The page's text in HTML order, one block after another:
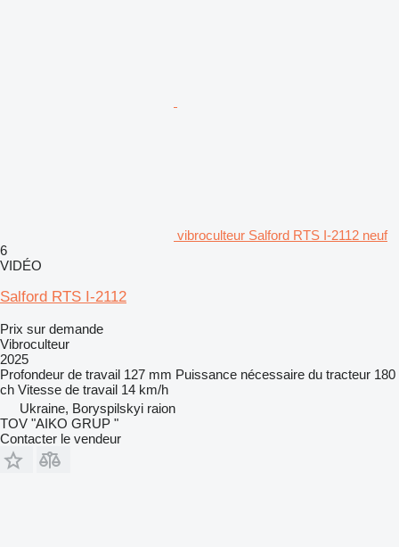
vibroculteur Salford RTS I-2112 neuf
6
VIDÉO
Salford RTS I-2112
Prix sur demande
Vibroculteur
2025
Profondeur de travail 127 mm Puissance nécessaire du tracteur 180
ch Vitesse de travail 14 km/h
Ukraine, Boryspilskyi raion
TOV "AIKO GRUP "
Contacter le vendeur